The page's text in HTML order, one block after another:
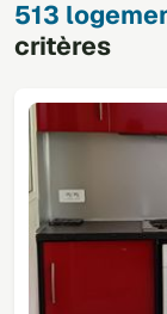
513
critères